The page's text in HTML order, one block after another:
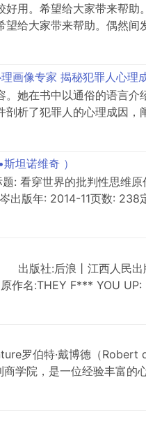
用。希望给大家带来帮助
给大家带来帮助。偶然间
来帮助。偶然间发现一个
偶然间发现一个小帖子，
发现...
画像专家 揭秘犯罪人心理
。她在书中以通俗的语言介
析了犯罪人的心理成因，
年尤其是留守儿童，重视
坦诺维奇 ）
: 看穿世界的批判性思维
版年: 2014-11页数: 238
在当今的大众媒体和心理
出版社:后浪丨江西人
名:THEY F*** YOU UP:
7 页数:432 定价
罗伯特·戴博德（Robert
学院，是一位经验丰富的
理分析》都是英国畅销的